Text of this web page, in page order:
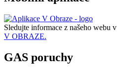
Sledujte informace z našeho webu v
V OBRAZE.
GAS poruchy